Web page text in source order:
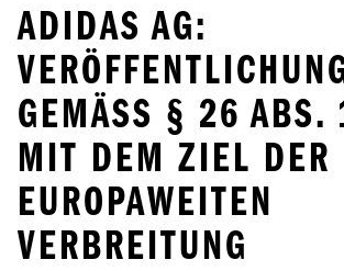
ADIDAS AG:
GEMÄSS § 26 ABS. 1
IT DEM ZIEL DER E
UROPAWEITEN V
ERBREITUNG